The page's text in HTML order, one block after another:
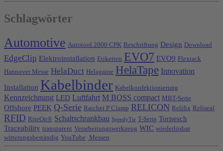
Schlagwörter
Automotive Autotool 2000 CPK Beschriftung Design Download
EdgeClip Elektroinstallation Etiketten EVO7 EVO9 Flextack
Hannover Messe HelaDuct Helagaine HelaTape Innovation
Installation Kabelbinder Kabelkonfektionierung
Kennzeichnung LED Luftfahrt M BOSS compact MBT-Serie
Offshore PEEK Q-Serie Ratchet P Clamp RELICON Relifix Reliseal
RFID RiteOn® Schaltschrankbau SpeedyTie T-Serie Tornesch
Traceability transparent Verarbeitungswerkzeug WIC wiederlösbar
witterungsbeständig YouTube Messen